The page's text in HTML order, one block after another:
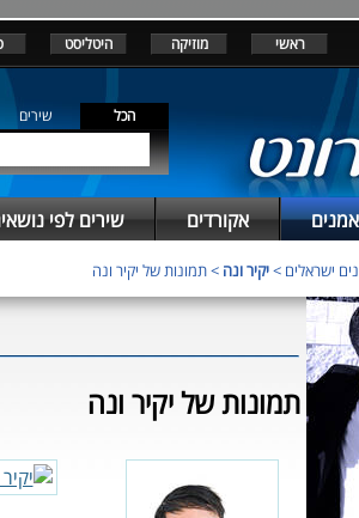
ראשי מוזיקה היטליסט
הכל שירים
אמנים אקורדים שירים לפי
ישראלים >יקיר ונה > תמונות של יקיר ונה
תמונות של יקיר ונה